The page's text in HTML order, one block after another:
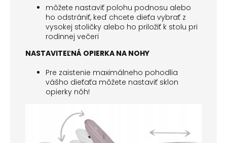
môžete nastaviť polohu podnosu alebo
ho odstrániť, keď chcete dieťa vybrať z
vysokej stoličky alebo ho priložiť k stolu pri
rodinnej večeri
NASTAVITEĽNÁ OPIERKA NA NOHY
Pre zaistenie maximálneho pohodlia
vášho dieťaťa môžete nastaviť sklon
opierky nôh!